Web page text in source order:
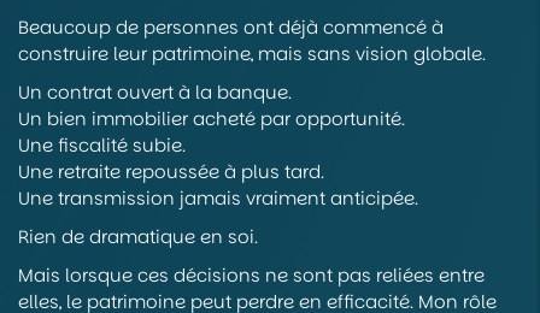
Beaucoup de personnes ont déjà commencé à
construire leur patrimoine, mais sans vision globale.
Un contrat ouvert à la banque.
Un bien immobilier acheté par opportunité.
Une fiscalité subie.
Une retraite repoussée à plus tard.
Une transmission jamais vraiment anticipée.
Rien de dramatique en soi.
Mais lorsque ces décisions ne sont pas reliées entre
elles, le patrimoine peut perdre en efficacité. Mon rôle